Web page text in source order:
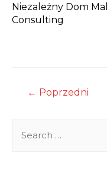
Niezależny Dom
Consulting
Nawigacja
← Poprzedni